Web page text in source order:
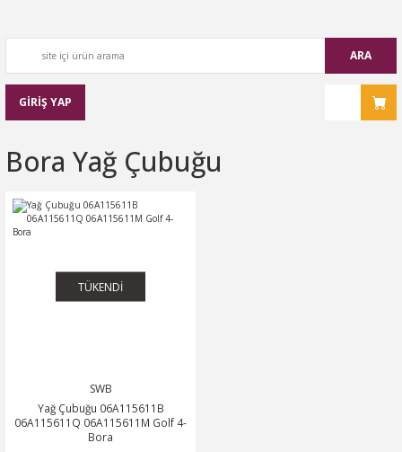
ARA
GİRİŞ YAP
Bora Yağ Çubuğu
TÜKENDİ
SWB
Yağ Çubuğu 06A115611B
06A115611Q 06A115611M Golf 4-
Bora